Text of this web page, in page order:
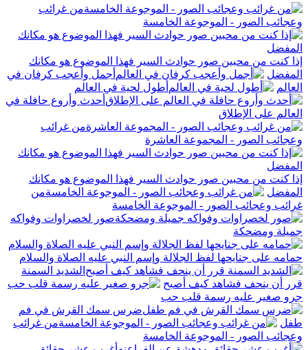
من غرائب
وعجائب الصور - الموجوعة الخامسة
إذا كنت من محبين صور حوادث السير فهذا الموضوع هو مكانك
المفضل
أجمل وأعجب كرفان في
العالم
أطول لحية في العالم
أحدث وأروع حافلة في
العالم على الإطلاق
من غرائب
وعجائب الصور - المجموعة العاشرة
إذا كنت من محبين صور حوادث السير فهذا الموضوع هو مكانك
المفضل
من
غرائب وعجائب الصور - الموجوعة الخامسة
صور لخصراوات وفواكه
جميلة ومضحكة
حمامه على جنايحها لفظ الجلالة وإسم النبي عليه الصلاة والسلام
الشديد السمنة
قرر أن ينحف فشاهد كيف أصبح
جرو صغير عليه رسمة قلب حب
ضرس سمك القرش في فم
طفل
من غرائب
وعجائب الصور - الموجوعة الخامسة